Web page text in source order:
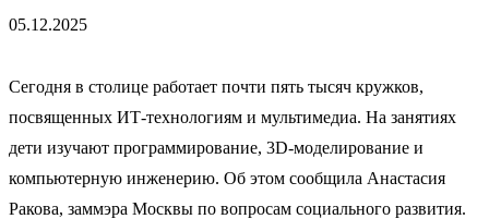
05.12.2025
Сегодня в столице работает почти пять тысяч кружков,
посвященных ИТ-технологиям и мультимедиа. На занятиях
дети изучают программирование, 3D-моделирование и
компьютерную инженерию. Об этом сообщила Анастасия
Ракова, заммэра Москвы по вопросам социального развития.